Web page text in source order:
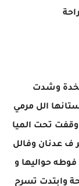
وشدت
الل مرمي
تحت الميا
عدنان وفالل
حواليها و
وابتدت تسرح